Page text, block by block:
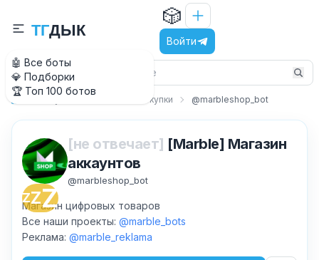
🤖 Все боты
💎 Подборки
🏆 Топ 100 ботов
ТГДЫК
🎲
Войти
Главная Покупки @marbleshop_bot
ZZZ
[не отвечает] [Marble] Магазин
аккаунтов
@marbleshop_bot
Магазин цифровых товаров
Все наши проекты: @marble_bots
Реклама: @marble_reklama